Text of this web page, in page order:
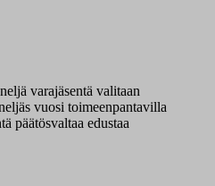
varajäsentä valitaan
vuosi toimeenpantavilla
päätösvaltaa edustaa